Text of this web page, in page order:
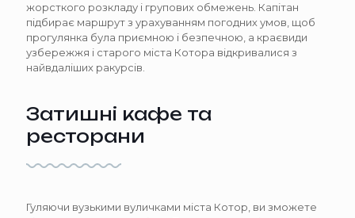
жорсткого розкладу і групових обмежень. Капітан
підбирає маршрут з урахуванням погодних умов, щоб
прогулянка була приємною і безпечною, а краєвиди
узбережжя і старого міста Котора відкривалися з
найвдаліших ракурсів.
Затишні кафе та
ресторани
Гуляючи вузькими вуличками міста Котор, ви зможете